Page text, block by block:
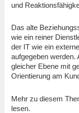
und
Das alte
wie ein reiner
der IT wie ein
aufgegeben werden.
gleicher Ebene mit
Orientierung am
Mehr zu diesem
lesen.